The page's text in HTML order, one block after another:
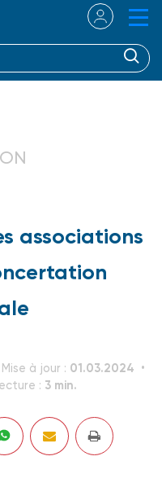
associations
à jour : 01.03.2024
: 3 min.